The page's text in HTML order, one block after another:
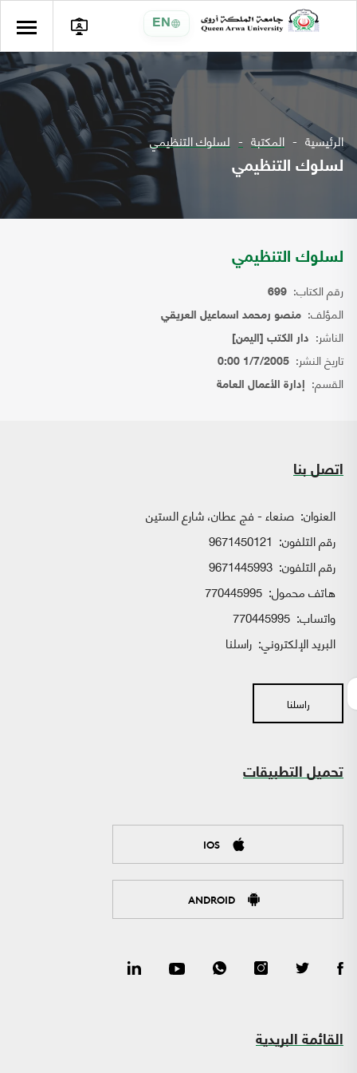
EN
الرئيسية المكتبة لسلوك التنظيمي
لسلوك التنظيمي
لسلوك التنظيمي
رقم الكتاب: 699
المؤلف: منصو رمحمد اسماعيل العريقي
الناشر: دار الكتب [اليمن]
تاريخ النشر: 1/7/2005 0:00
القسم: إدارة الأعمال العامة
اتصل بنا
العنوان: صنعاء - فج عطان، شارع الستين
رقم التلفون: 9671450121
رقم التلفون: 9671445993
هاتف محمول: 770445995
واتساب:
البريد الإلكتروني: راسلنا
راسلنا
تحميل التطبيقات
IOS
ANDROID
القائمة البريدية